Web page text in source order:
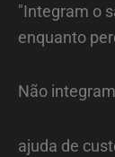
"Integram o
enquanto
Não
ajuda de